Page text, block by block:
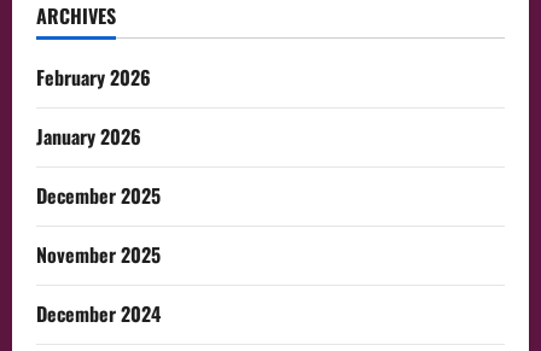
ARCHIVES
February 2026
January 2026
December 2025
November 2025
December 2024